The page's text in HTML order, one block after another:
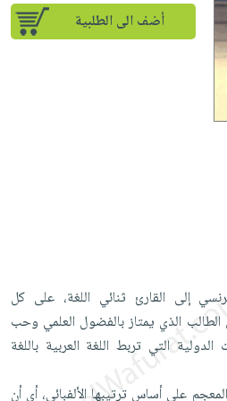
أضف الى الطلبية
إلى القارئ ثنائي اللغة، على كل
الطالب الذي يمتاز بالفضول العلمي وحب
التي تربط اللغة العربية باللغة
على أساس ترتيبها الألفبائي، أي أن